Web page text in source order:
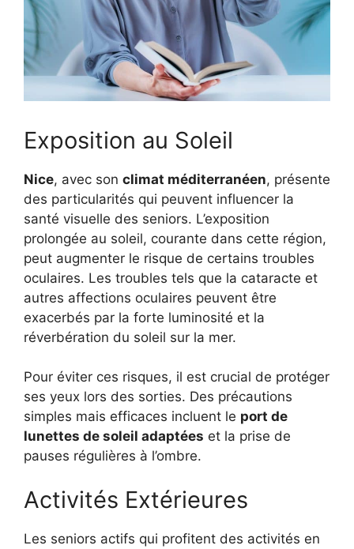
Exposition au Soleil
Nice, avec son climat méditerranéen, présente
des particularités qui peuvent influencer la
santé visuelle des seniors. L’exposition
prolongée au soleil, courante dans cette région,
peut augmenter le risque de certains troubles
oculaires. Les troubles tels que la cataracte et
autres affections oculaires peuvent être
exacerbés par la forte luminosité et la
réverbération du soleil sur la mer.
Pour éviter ces risques, il est crucial de protéger
ses yeux lors des sorties. Des précautions
simples mais efficaces incluent le port de
lunettes de soleil adaptées et la prise de
pauses régulières à l’ombre.
Activités Extérieures
Les seniors actifs qui profitent des activités en